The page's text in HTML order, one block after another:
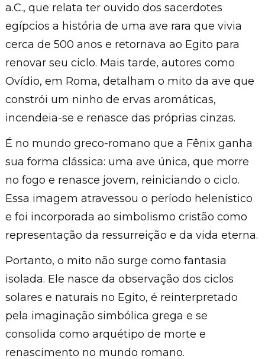
a.C., que relata ter ouvido dos sacerdotes
egípcios a história de uma ave rara que vivia
cerca de 500 anos e retornava ao Egito para
renovar seu ciclo. Mais tarde, autores como
Ovídio, em Roma, detalham o mito da ave que
constrói um ninho de ervas aromáticas,
incendeia-se e renasce das próprias cinzas.
É no mundo greco-romano que a Fênix ganha
sua forma clássica: uma ave única, que morre
no fogo e renasce jovem, reiniciando o ciclo.
Essa imagem atravessou o período helenístico
e foi incorporada ao simbolismo cristão como
representação da ressurreição e da vida eterna.
Portanto, o mito não surge como fantasia
isolada. Ele nasce da observação dos ciclos
solares e naturais no Egito, é reinterpretado
pela imaginação simbólica grega e se
consolida como arquétipo de morte e
renascimento no mundo romano.